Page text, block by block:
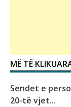
MË TË
Sendet e
20-të vjet...